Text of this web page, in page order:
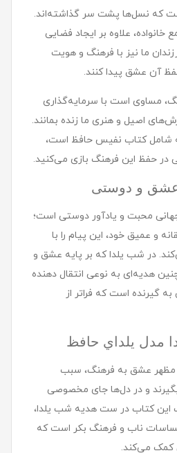
که نسل‌ها پشت سر گذاشته‌اند.
علاوه بر ایجاد فضایی
ما نیز با فرهنگ و هویت
آن عشق پیدا کنند.
مساوی است با سرمایه‌گذاری
اصیل و هنری ما زنده بمانند.
شامل کتاب نفیس حافظ است،
در حفظ این فرهنگ بازی می‌کنید.
عشق و دوستی
محبت و یادآور دوستی است؛
و عمیق خود، این پیام را با
در شب یلدا که بر پایه عشق و
هدیه‌ای به نوعی انتقال دهنده
گیرنده است که فراتر از
مدل يلداي حافظ
مظهر عشق به فرهنگ، سبب
و در دل‌ها جای مخصوصی
این کتاب در ست هدیه شب یلدا،
ناب و فرهنگ بکر است که
کمک می‌کند.